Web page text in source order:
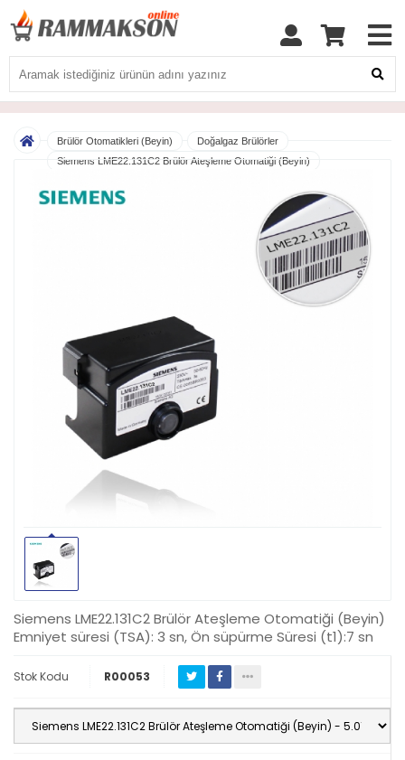
Brülör Otomatikleri (Beyin)
Doğalgaz Brülörler
Siemens LME22.131C2 Brülör Ateşleme Otomatiği (Beyin)
Siemens LME22.131C2 Brülör Ateşleme Otomatiği (Beyin)
Emniyet süresi (TSA): 3 sn, Ön süpürme Süresi (t1):7 sn
Stok Kodu R00053